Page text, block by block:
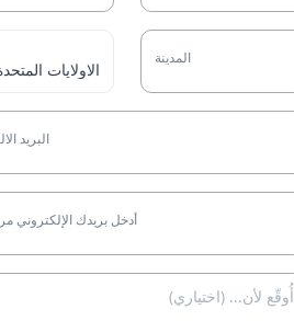
المدينة
البريد
أدخل بريدك الإلكتروني